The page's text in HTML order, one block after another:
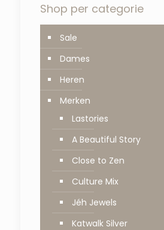
Shop per categorie
Sale
Dames
Heren
Merken
Lastories
A Beautiful Story
Close to Zen
Culture Mix
Jéh Jewels
Katwalk Silver